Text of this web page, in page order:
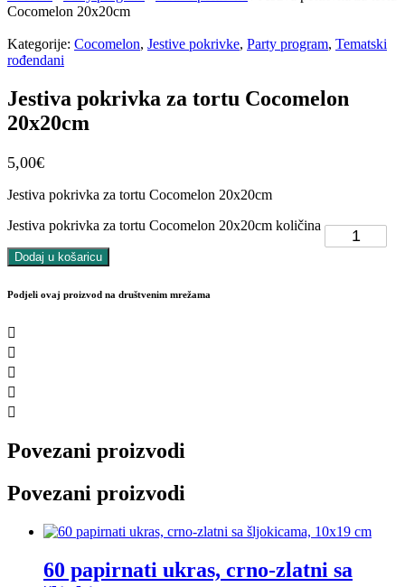
Cocomelon 20x20cm
Kategorije: Cocomelon, Jestive pokrivke, Party program, Tematski
rođendani
Jestiva pokrivka za tortu Cocomelon
20x20cm
5,00€
Jestiva pokrivka za tortu Cocomelon 20x20cm
Jestiva pokrivka za tortu Cocomelon 20x20cm količina
Dodaj u košaricu
Podjeli ovaj proizvod na društvenim mrežama
Povezani proizvodi
Povezani proizvodi
60 papirnati ukras, crno-zlatni sa